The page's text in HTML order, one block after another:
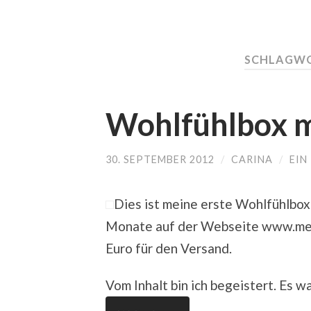
Wohlfühlbox
30. SEPTEMBER 2012 / CARINA / EIN
Dies ist meine erste
Monate auf der Webseite
Euro für den Versand.
Vom Inhalt bin ich begeistert. Es